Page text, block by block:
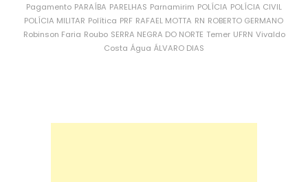
Pagamento PARAÍBA PARELHAS Parnamirim POLÍCIA POLÍCIA CIVIL
POLÍCIA MILITAR Política PRF RAFAEL MOTTA RN ROBERTO GERMANO
Robinson Faria Roubo SERRA NEGRA DO NORTE Temer UFRN Vivaldo
Costa Água ÁLVARO DIAS